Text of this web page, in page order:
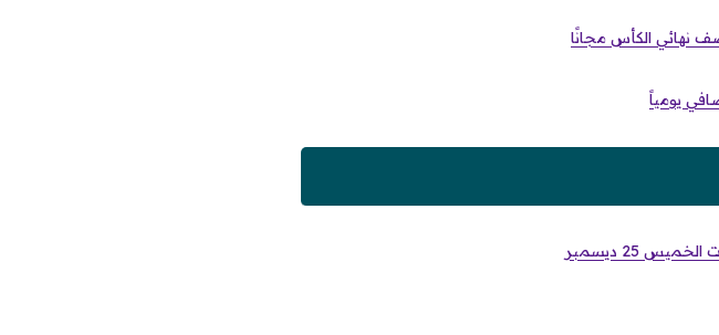
نهائي الكأس مجانًا
25 ديسمبر